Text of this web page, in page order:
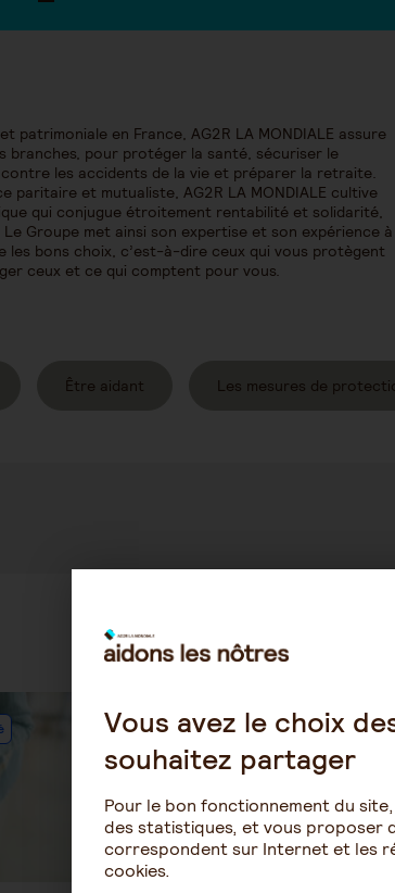
patrimoniale en France, AG2R LA MONDIALE assure
branches, pour protéger la santé, sécuriser le
les accidents de la vie et préparer la retraite.
paritaire et mutualiste, AG2R LA MONDIALE cultive
qui conjugue étroitement rentabilité et solidarité,
Groupe met ainsi son expertise et son expérience à
bons choix, c’est-à-dire ceux qui vous protègent
ceux et ce qui comptent pour vous.
Être aidant Les mesures de
Patrimoine et succession
Vous avez le choix
souhaitez partager
Pour le bon fonctionnement du
des statistiques, et vous proposer
correspondent sur Internet et les
cookies.